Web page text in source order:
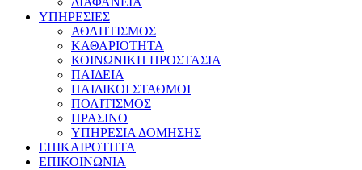
ΥΠΗΡΕΣΙΕΣ
ΑΘΛΗΤΙΣΜΟΣ
ΚΑΘΑΡΙΟΤΗΤΑ
ΚΟΙΝΩΝΙΚΗ ΠΡΟΣΤΑΣΙΑ
ΠΑΙΔΕΙΑ
ΠΑΙΔΙΚΟΙ ΣΤΑΘΜΟΙ
ΠΟΛΙΤΙΣΜΟΣ
ΠΡΑΣΙΝΟ
ΥΠΗΡΕΣΙΑ ΔΟΜΗΣΗΣ
ΕΠΙΚΑΙΡΟΤΗΤΑ
ΕΠΙΚΟΙΝΩΝΙΑ